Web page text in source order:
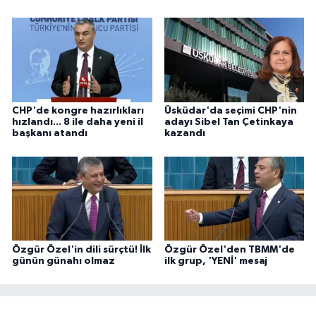
CHP'de kongre hazırlıkları
hızlandı... 8 ile daha yeni il
başkanı atandı
Üsküdar'da seçimi CHP'nin
adayı Sibel Tan Çetinkaya
kazandı
Özgür Özel'in dili sürçtü! İlk
günün günahı olmaz
Özgür Özel'den TBMM'de
ilk grup, 'YENİ' mesaj